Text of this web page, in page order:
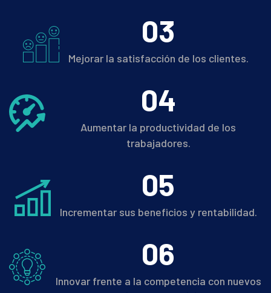
03
Mejorar la satisfacción de los clientes.
04
Aumentar la productividad de los
trabajadores.
05
Incrementar sus beneficios y rentabilidad.
06
Innovar frente a la competencia con nuevos